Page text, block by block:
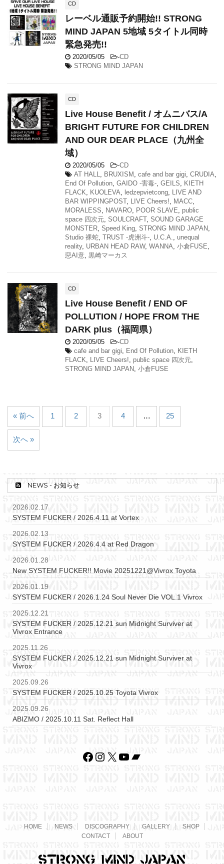
CD
レーベル通販予約開始!! STRONG
MIND JAPAN 5地域 5タイトル同時
緊急発売!!
2020/05/05 -CD
STRONG MIND JAPAN
CD
Live House Benefit / オムニバス/A
BRIGHT FUTURE FOR CHILDREN
AND OUR DEAR PLACE（九州全
域）
2020/05/05 -CD
AT HALL, BRUXISM , cafe and bar gigi, CRUDIA,
End Of Pollution, GAIDO -害毒-, GEILS, KIETH
FLACK, KUOLEVA, ledzepvietcong, LIVE AND
BAR WIPPINGPOST, LIVE Cheers!, MACC,
MORALESS, NAVARO, POOR SLAVE, public
space 四次元, SOULCRAFT, SOUND GARAGE
MONSTER, Speed King, STRONG MIND JAPAN,
Studio 裸蛇, TRUST -虎洲斗-, U.C.A., unequal
reality, URBAN HEAD RAW, WANNA, 小倉FUSE,
惡AI意, 黒崎マーカス
CD
Live House Benefit / END OF
POLLUTION / HOPE FROM THE
DARK plus（福岡県）
2020/05/05 -CD
cafe and bar gigi, End Of Pollution, KIETH
FLACK, LIVE Cheers!, public space 四次元,
STRONG MIND JAPAN, 小倉FUSE
« 前へ 1 2 3 4 … 25
次へ »
NEWS - お知らせ
2026.02.17
SYSTEM FUCKER / 2026.4.11 at Vortex
2026.02.13
SYSTEM FUCKER / 2026.4.4 at Red Dragon
2026.01.28
New SYSTEM FUCKER!! Movie 20251221@Vivrox Toyota
2026.01.19
SYSTEM FUCKER / 2026.1.24 Soul Never Die VOL.1 Vivrox
2025.12.21
SYSTEM FUCKER / 2025.12.21 sun Midnight Surviver at
Vivrox Entrance
2025.11.26
SYSTEM FUCKER / 2025.12.21 sun Midnight Surviver at
Vivrox
2025.09.26
SYSTEM FUCKER / 2025.10.25 Toyota Vivrox
2025.09.26
ABIZMO / 2025.10.11 Sat. Reflect Hall
Facebook
Instagram
X YouTube
Bandcamp
HOME NEWS DISCOGRAPHY GALLERY
SHOP
CONTACT
ABOUT